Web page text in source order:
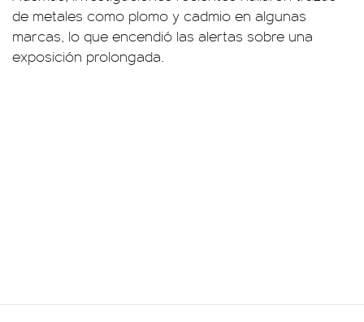
de metales como plomo y cadmio en algunas
marcas, lo que encendió las alertas sobre una
exposición prolongada.